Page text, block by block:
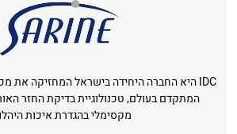
המתקדם בעולם, טכנולוגיית בדיקת החזר
מקסימלי בהגדרת איכות